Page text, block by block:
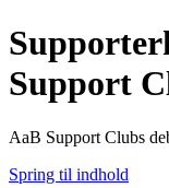
Support
AaB Support Clubs
Spring til indhold